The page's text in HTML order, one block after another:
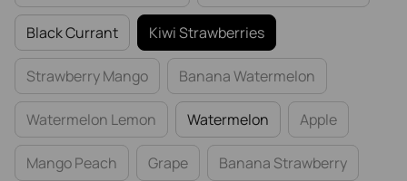
Black Currant Kiwi Strawberries
Strawberry Mango Banana Watermelon
Watermelon Lemon Watermelon Apple
Mango Peach Grape Banana Strawberry